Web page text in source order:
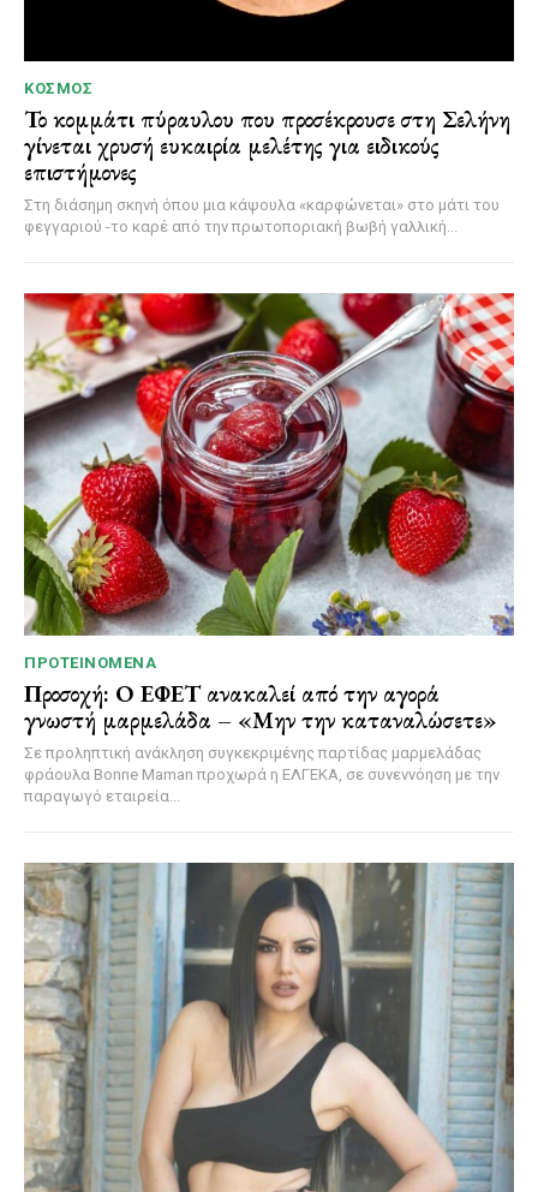
ΚΌΣΜΟΣ
Το κομμάτι πύραυλου που προσέκρουσε στη Σελήνη
γίνεται χρυσή ευκαιρία μελέτης για ειδικούς
επιστήμονες
Στη διάσημη σκηνή όπου μια κάψουλα «καρφώνεται» στο μάτι του
φεγγαριού -το καρέ από την πρωτοποριακή βωβή γαλλική...
ΠΡΟΤΕΙΝΌΜΕΝΑ
Προσοχή: Ο ΕΦΕΤ ανακαλεί από την αγορά
γνωστή μαρμελάδα – «Μην την καταναλώσετε»
Σε προληπτική ανάκληση συγκεκριμένης παρτίδας μαρμελάδας
φράουλα Bonne Maman προχωρά η ΕΛΓΕΚΑ, σε συνεννόηση με την
παραγωγό εταιρεία...